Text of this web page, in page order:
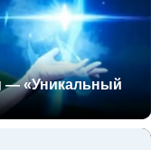
— «Уникальный